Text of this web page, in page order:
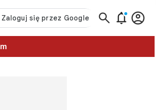
  